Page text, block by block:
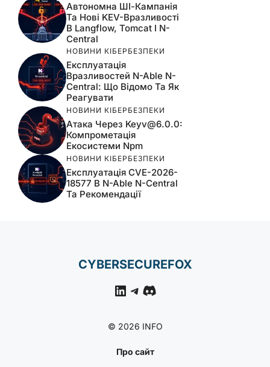
Автономна ШІ-Кампанія
Та Нові KEV-Вразливості
В Langflow, Tomcat І N-
Central
НОВИНИ КІБЕРБЕЗПЕКИ
Експлуатація
Вразливостей N-Able N-
Central: Що Відомо Та Як
Реагувати
НОВИНИ КІБЕРБЕЗПЕКИ
Атака Через Keyv@6.0.0:
Компрометація
Екосистеми Npm
НОВИНИ КІБЕРБЕЗПЕКИ
Експлуатація CVE-2026-
18577 В N-Able N-Central
Та Рекомендації
CYBERSECUREFOX
LinkedIn
Telegram
Discord
© 2026 INFO
Про сайт